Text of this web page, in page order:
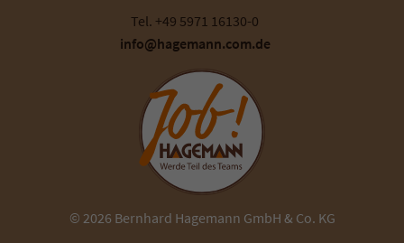
Tel. +49 5971 16130-0
info@hagemann.com.de
© 2026 Bernhard Hagemann GmbH & Co. KG